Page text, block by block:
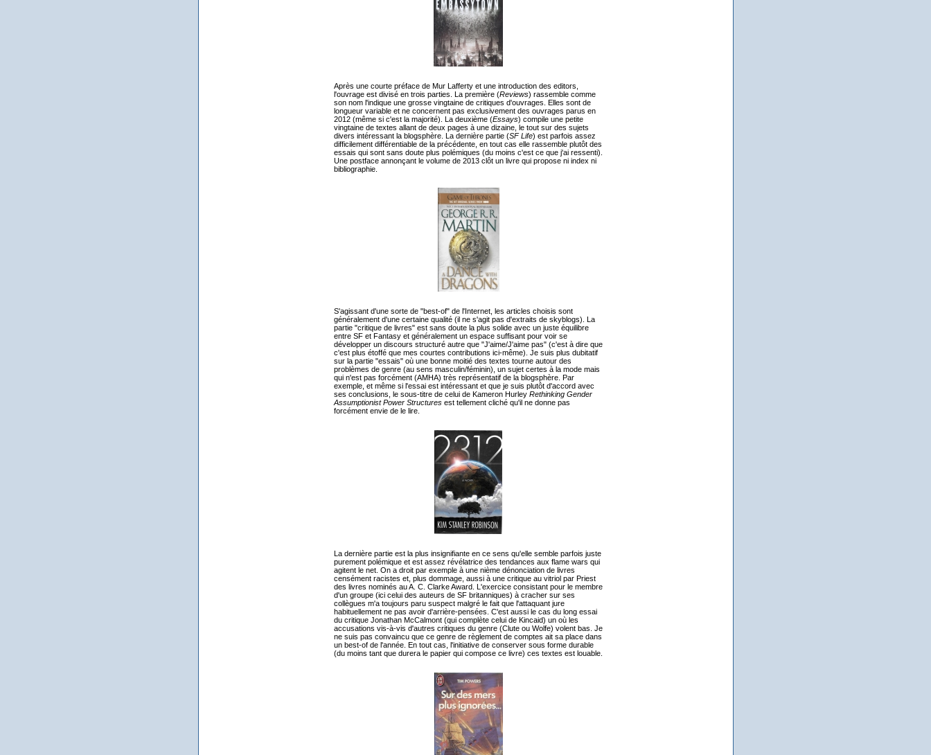
Après une courte préface de Mur Lafferty et une introduction des editors,
l'ouvrage est divisé en trois parties. La première (Reviews) rassemble comme
son nom l'indique une grosse vingtaine de critiques d'ouvrages. Elles sont de
longueur variable et ne concernent pas exclusivement des ouvrages parus en
2012 (même si c'est la majorité). La deuxième (Essays) compile une petite
vingtaine de textes allant de deux pages à une dizaine, le tout sur des sujets
divers intéressant la blogsphère. La dernière partie (SF Life) est parfois assez
difficilement différentiable de la précédente, en tout cas elle rassemble plutôt des
essais qui sont sans doute plus polémiques (du moins c'est ce que j'ai ressenti).
Une postface annonçant le volume de 2013 clôt un livre qui propose ni index ni
bibliographie.
S'agissant d'une sorte de "best-of" de l'Internet, les articles choisis sont
généralement d'une certaine qualité (il ne s'agit pas d'extraits de skyblogs). La
partie "critique de livres" est sans doute la plus solide avec un juste équilibre
entre SF et Fantasy et généralement un espace suffisant pour voir se
développer un discours structuré autre que "J'aime/J'aime pas" (c'est à dire que
c'est plus étoffé que mes courtes contributions ici-même). Je suis plus dubitatif
sur la partie "essais" où une bonne moitié des textes tourne autour des
problèmes de genre (au sens masculin/féminin), un sujet certes à la mode mais
qui n'est pas forcément (AMHA) très représentatif de la blogsphère. Par
exemple, et même si l'essai est intéressant et que je suis plutôt d'accord avec
ses conclusions, le sous-titre de celui de Kameron Hurley Rethinking Gender
Assumptionist Power Structuresest tellement cliché qu'il ne donne pas
forcément envie de le lire.
La dernière partie est la plus insignifiante en ce sens qu'elle semble parfois juste
purement polémique et est assez révélatrice des tendances aux flame wars qui
agitent le net. On a droit par exemple à une nième dénonciation de livres
censément racistes et, plus dommage, aussi à une critique au vitriol par Priest
des livres nominés au A. C. Clarke Award. L'exercice consistant pour le membre
d'un groupe (ici celui des auteurs de SF britanniques) à cracher sur ses
collègues m'a toujours paru suspect malgré le fait que l'attaquant jure
habituellement ne pas avoir d'arrière-pensées. C'est aussi le cas du long essai
du critique Jonathan McCalmont (qui complète celui de Kincaid) un où les
accusations vis-à-vis d'autres critiques du genre (Clute ou Wolfe) volent bas. Je
ne suis pas convaincu que ce genre de règlement de comptes ait sa place dans
un best-of de l'année. En tout cas, l'initiative de conserver sous forme durable
(du moins tant que durera le papier qui compose ce livre) ces textes est louable.